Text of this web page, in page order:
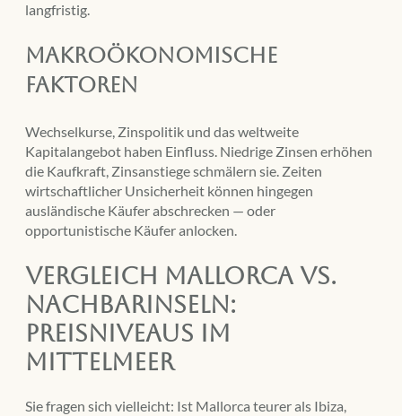
langfristig.
Makroökonomische
Faktoren
Wechselkurse, Zinspolitik und das weltweite
Kapitalangebot haben Einfluss. Niedrige Zinsen erhöhen
die Kaufkraft, Zinsanstiege schmälern sie. Zeiten
wirtschaftlicher Unsicherheit können hingegen
ausländische Käufer abschrecken — oder
opportunistische Käufer anlocken.
Vergleich Mallorca vs.
Nachbarinseln:
Preisniveaus im
Mittelmeer
Sie fragen sich vielleicht: Ist Mallorca teurer als Ibiza,